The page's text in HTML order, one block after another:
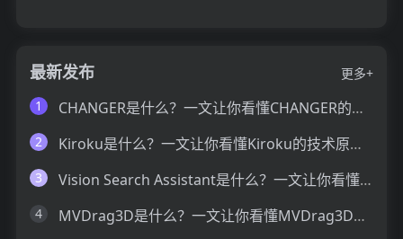
最新发布
更多+
1
CHANGER是什么？一文让你看懂CHANGER的技术原理、主要功能、应用场景
2 Kiroku是什么？一文让你看懂Kiroku的技术原理、主要功能、应用场景
3 Vision Search Assistant是什么？一文让你看懂Vision Search Assistant的技术原理、主要功能、应用场景
4 MVDrag3D是什么？一文让你看懂MVDrag3D的技术原理、主要功能、应用场景